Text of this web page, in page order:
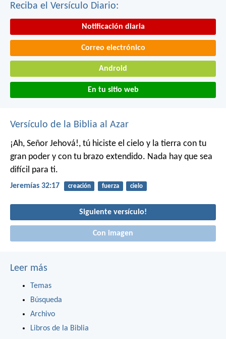
Reciba el Versículo Diario:
Notificación diaria
Correo electrónico
Android
En tu sitio web
Versículo de la Biblia al Azar
¡Ah, Señor Jehová!, tú hiciste el cielo y la tierra con tu
gran poder y con tu brazo extendido. Nada hay que sea
difícil para ti.
Jeremías 32:17 creación fuerza cielo
Siguiente versículo!
Con imagen
Leer más
Temas
Búsqueda
Archivo
Libros de la Biblia